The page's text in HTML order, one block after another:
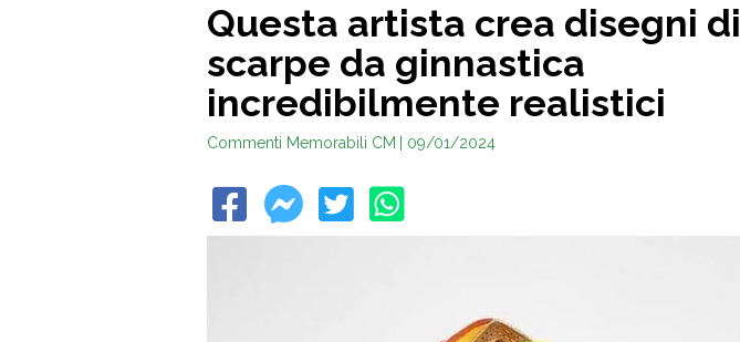
Questa artista crea disegni di
scarpe da ginnastica
incredibilmente realistici
Commenti Memorabili CM | 09/01/2024